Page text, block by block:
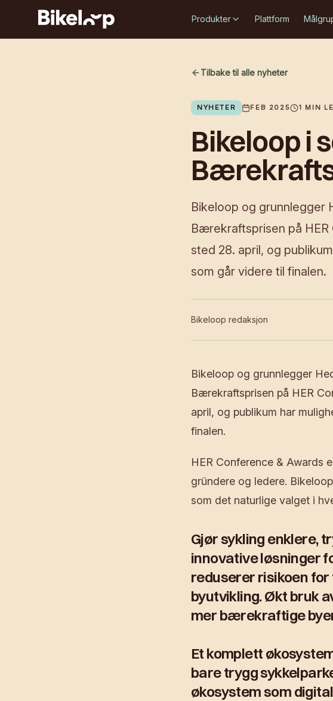
Produkter Plattform
Tilbake til alle nyheter
NYHETER FEB 2025 1 MIN
Bikeloop i
Bikeloop og grunnlegger
Bærekraftsprisen på
sted 28. april, og
som går videre til finalen.
Bikeloop redaksjon
Bikeloop og grunnlegger
Bærekraftsprisen på HER
april, og publikum har
finalen.
HER Conference & Awards
gründere og ledere.
som det naturlige valget i
Gjør sykling enklere,
innovative løsninger
reduserer risikoen
byutvikling. Økt bruk
mer bærekraftige
Et komplett
bare trygg
økosystem som